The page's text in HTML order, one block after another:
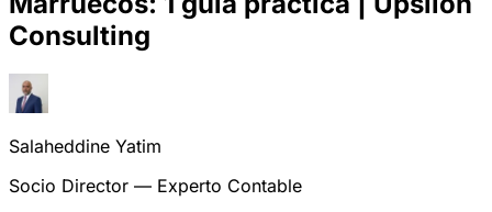
Consulting
Salaheddine Yatim
Socio Director — Experto Contable